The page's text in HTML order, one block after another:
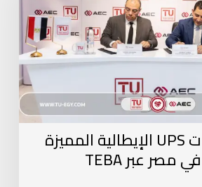
إطلاق وحدات UPS الإيطالية المميزة
(AEC Italy) في مصر عبر TEBA